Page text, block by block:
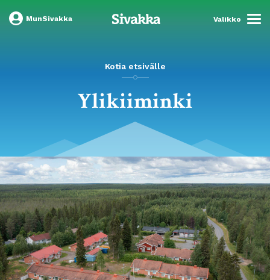
MunSivakka Valikko
Kotia etsivälle
Ylikiiminki